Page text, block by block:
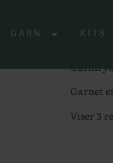
GARN KITS
Garnet
Viser 3